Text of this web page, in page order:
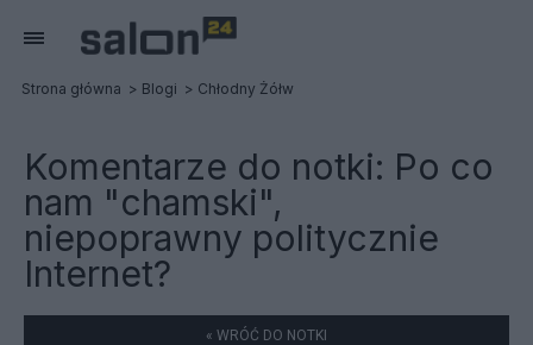
Strona główna Blogi Chłodny Żółw
Komentarze do notki: Po co
nam "chamski",
niepoprawny politycznie
Internet?
« WRÓĆ DO NOTKI